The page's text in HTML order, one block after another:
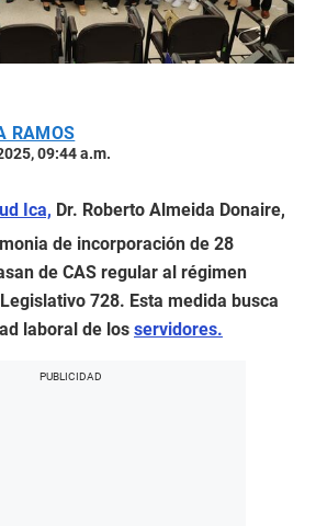
RAMOS
09:44 a.m.
Ica, Dr. Roberto Almeida Donaire,
de incorporación de 28
de CAS regular al régimen
728. Esta medida busca
laboral de los servidores.